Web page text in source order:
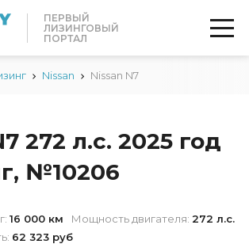
ПЕРВЫЙ
ЛИЗИНГОВЫЙ
ПОРТАЛ
Nissan Nissan N7
272 л.с. 2025 год
№10206
16 000 км Мощность двигателя: 272 л.с.
62 323 руб